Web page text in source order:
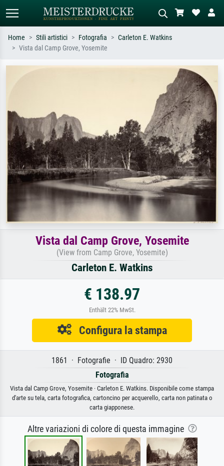
Descrivi la scena – es. prato verde,
astratto con molto rosso, dipinto a
olio scuro, nudo in piedi vicino a un
albero.
Home Stili artistici Fotografia
Carleton E. Watkins
Vista dal Camp Grove, Yosemite
Vista dal Camp Grove, Yosemite
(View from Camp Grove, Yosemite)
Carleton E. Watkins
€ 138.97
Enthält 22% MwSt.
Configura la stampa
1861 · Fotografie · ID Quadro: 2930
Fotografia
Vista dal Camp Grove, Yosemite · Carleton E. Watkins. Disponibile come stampa
d'arte su tela, carta fotografica, cartoncino per acquerello, carta non patinata o
carta giapponese.
Altre variazioni di colore di questa immagine